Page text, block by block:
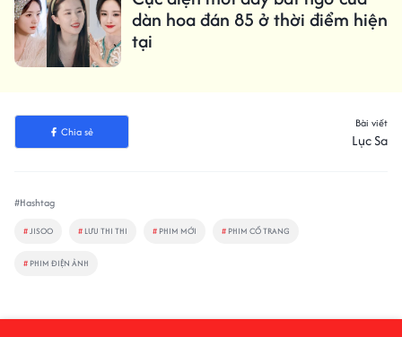
dàn hoa đán 85 ở thời điểm hiện
tại
Chia sẻ
Bài viết
Lục Sa
#Hashtag
#JISOO # LƯU THI THI # PHIM MỚI # PHIM CỔ TRANG
# PHIM ĐIỆN ẢNH